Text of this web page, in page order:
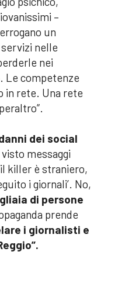
–
un
nelle
nei
Le competenze
in rete. Una rete
dei social
visto messaggi
killer è straniero,
i giornali’. No,
di persone
prende
i giornalisti e